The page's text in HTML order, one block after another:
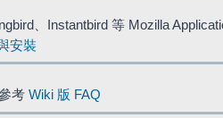
、Instantbird 等 Mozilla
安裝
考 Wiki 版 FAQ